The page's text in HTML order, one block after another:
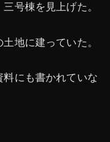
号棟を見上げた。
地に建っていた。
にも書かれていな